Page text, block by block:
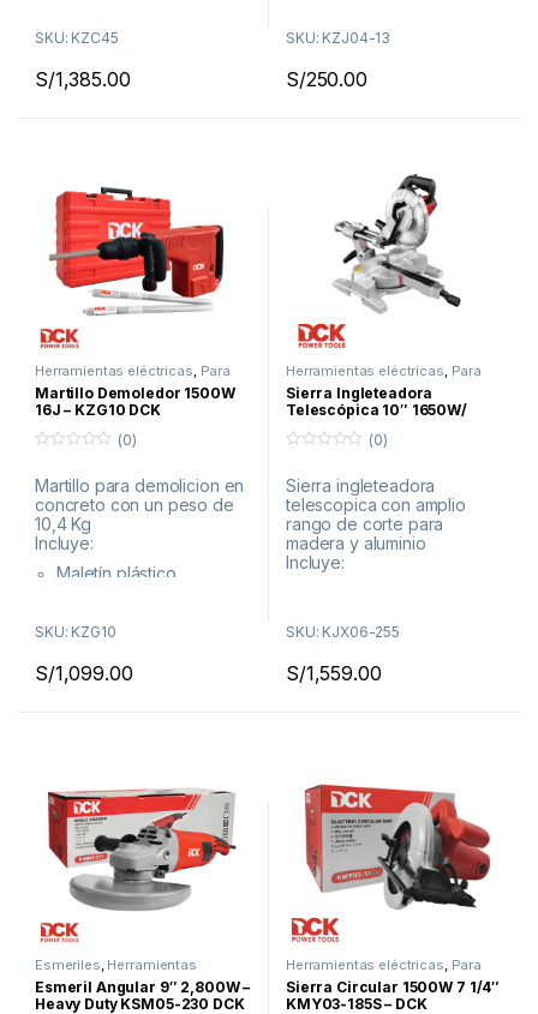
Mango auxiliar
Juego de carbones
SKU: KZC45
S/1,385.00
SKU: KZJ04-13
S/250.00
Herramientas eléctricas, Para
Concreto
Martillo Demoledor 1500W
16J – KZG10 DCK
u
e
r
a
d
5
(0)
Martillo para demolicion en
concreto con un peso de
10,4 Kg
Incluye:
Maletín plástico
Cincel plano
Delivery en Lima en menos de
48 horas
¡Ahorra tiempo, compra online
y recibe en la comodidad de tu
casa o taller!
SKU: KZG10
S/1,099.00
Herramientas eléctricas, Para
Metal Promociones
Sierra Ingleteadora
Telescópica 10″ 1650W/
DCK
u
e
a
d
e
(0)
Sierra ingleteadora
telescopica con amplio
rango de corte para
madera y aluminio
Incluye:
¡Envíos a todo el Perú!
**Aplica restricciones
SKU: KJX06-255
S/1,559.00
Esmeriles Herramientas
eléctricas ,
Esmeril Angular 9″ 2,800W –
Heavy Duty KSM05-230 DCK
Herramientas eléctricas Para
Madera
Sierra Circular 1500W 7 1/4″
KMY03-185S – DCK